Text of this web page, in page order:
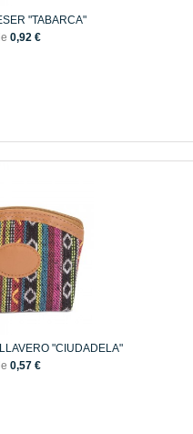
"TABARCA"
0,92 €
"CIUDADELA"
0,57 €